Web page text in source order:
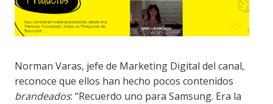
Norman Varas, jefe de Marketing Digital del canal,
reconoce que ellos han hecho pocos contenidos
brandeados: “Recuerdo uno para Samsung. Era la